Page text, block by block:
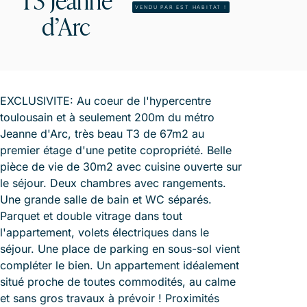
d’Arc
VENDU PAR EST HABITAT !
EXCLUSIVITE: Au coeur de l'hypercentre
toulousain et à seulement 200m du métro
Jeanne d'Arc, très beau T3 de 67m2 au
premier étage d'une petite copropriété. Belle
pièce de vie de 30m2 avec cuisine ouverte sur
le séjour. Deux chambres avec rangements.
Une grande salle de bain et WC séparés.
Parquet et double vitrage dans tout
l'appartement, volets électriques dans le
séjour. Une place de parking en sous-sol vient
compléter le bien. Un appartement idéalement
situé proche de toutes commodités, au calme
et sans gros travaux à prévoir ! Proximités